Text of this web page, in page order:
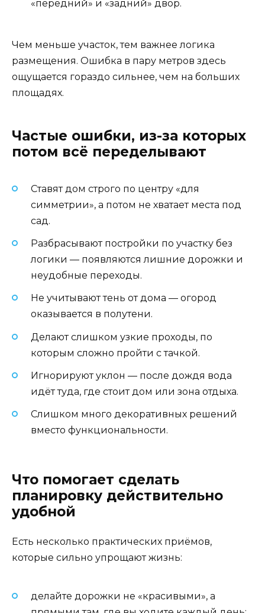
«передний» и «задний» двор.
Чем меньше участок, тем важнее логика
размещения. Ошибка в пару метров здесь
ощущается гораздо сильнее, чем на больших
площадях.
Частые ошибки, из-за которых
потом всё переделывают
Ставят дом строго по центру «для
симметрии», а потом не хватает места под
сад.
Разбрасывают постройки по участку без
логики — появляются лишние дорожки и
неудобные переходы.
Не учитывают тень от дома — огород
оказывается в полутени.
Делают слишком узкие проходы, по
которым сложно пройти с тачкой.
Игнорируют уклон — после дождя вода
идёт туда, где стоит дом или зона отдыха.
Слишком много декоративных решений
вместо функциональности.
Что помогает сделать
планировку действительно
удобной
Есть несколько практических приёмов,
которые сильно упрощают жизнь:
делайте дорожки не «красивыми», а